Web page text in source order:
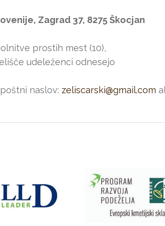
Zagrad 37, 8275 Škocjan
prostih mest (10),
udeleženci odnesejo
naslov: zeliscarski@gmail.com